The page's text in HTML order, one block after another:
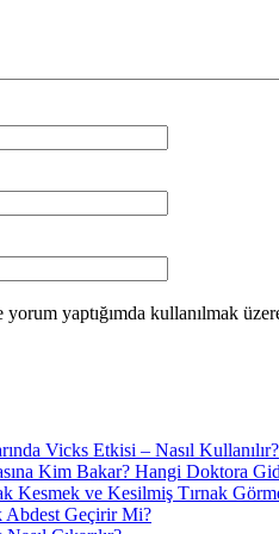
yaptığımda kullanılmak
Vicks Etkisi – Nasıl Kullanılır?
Kim Bakar? Hangi Doktora
Kesmek ve Kesilmiş Tırnak
Abdest Geçirir Mi?